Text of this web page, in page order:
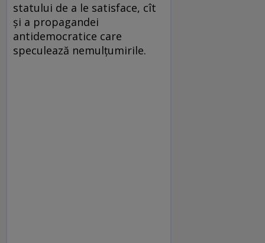
statului de a le satisface, cît
și a propagandei
antidemocratice care
speculează nemulțumirile.